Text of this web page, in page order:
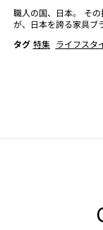
職人の国、日本。 そ
が、日本を誇る家具
タグ 特集 ライフスタ